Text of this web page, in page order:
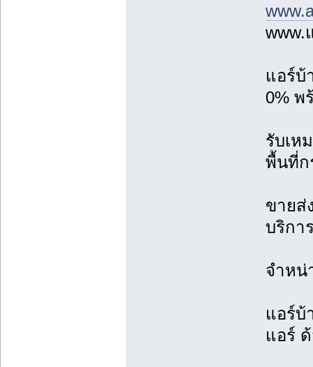
www.
แอร์บ้
0% พ
รับเห
พื้นที่ก
ขายส่
บริกา
จำหน่
แอร์บ้
แอร์